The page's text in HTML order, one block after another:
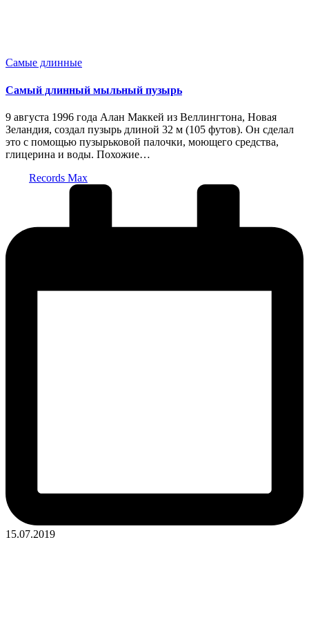
Опубликовано
Самые длинные
Самый длинный мыльный пузырь
9 августа 1996 года Алан Маккей из Веллингтона, Новая
Зеландия, создал пузырь длиной 32 м (105 футов). Он сделал
это с помощью пузырьковой палочки, моющего средства,
глицерина и воды. Похожие…
Records Max
15.07.2019